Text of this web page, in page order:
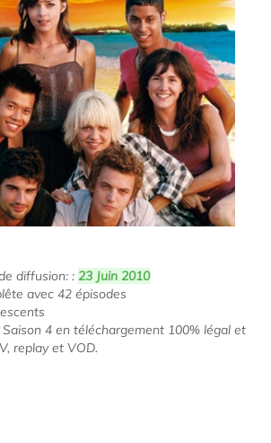
diffusion: : 23 Juin 2010
avec 42 épisodes
4 en téléchargement 100% légal et
replay et VOD.